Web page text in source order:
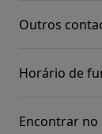
Outros
Horário de
Encontrar no